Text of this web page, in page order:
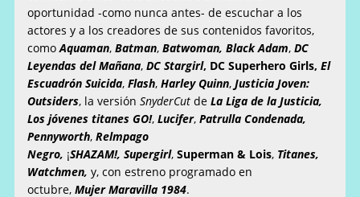
oportunidad -como nunca antes- de escuchar a los
actores y a los creadores de sus contenidos favoritos,
comoAquaman,Batman,Batwoman, Black Adam,DC
Leyendas del Mañana,DC Stargirl, DC Superhero Girls, El
Escuadrón Suicida,Flash,Harley Quinn,Justicia Joven:
Outsiders, la versiónSnyderCut deLa Liga de la Justicia,
Los jóvenes titanes GO!,Lucifer,Patrulla Condenada,
Pennyworth, Relmpago
Negro, ¡SHAZAM!, Supergirl,Superman & Lois, Titanes,
Watchmen,y, con estreno programado en
octubre,Mujer Maravilla 1984.